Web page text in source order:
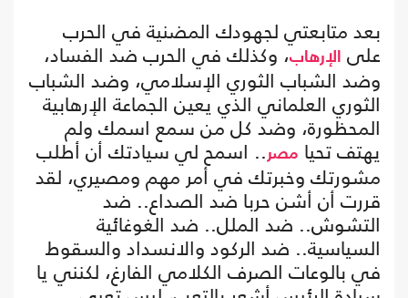
بعد متابعتي لجهودك المضنية في الحرب
على الإرهاب، وكذلك في الحرب ضد الفساد،
وضد الشباب الثوري الإسلامي، وضد الشباب
الثوري العلماني الذي يعين الجماعة الإرهابية
المحظورة، وضد كل من سمع اسمك ولم
يهتف تحيا مصر .. اسمح لي سيادتك أن أطلب
مشورتك وخبرتك في أمر مهم ومصيري، لقد
قررت أن أشن حربا ضد الصداع.. ضد
التشوش.. ضد الملل.. ضد الغوغائية
السياسية.. ضد الركود والانسداد والسقوط
في بالوعات الصرف الكلامي الفارغ، لكنني يا